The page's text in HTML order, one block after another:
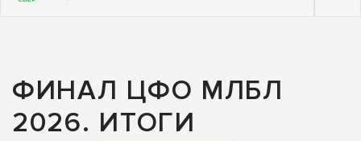
ФИНАЛ ЦФО МЛБЛ
2026. ИТОГИ